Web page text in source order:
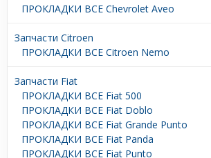
ПРОКЛАДКИ ВСЕ Chevrolet Aveo
Запчасти Citroen
ПРОКЛАДКИ ВСЕ Citroen Nemo
Запчасти Fiat
ПРОКЛАДКИ ВСЕ Fiat 500
ПРОКЛАДКИ ВСЕ Fiat Doblo
ПРОКЛАДКИ ВСЕ Fiat Grande Punto
ПРОКЛАДКИ ВСЕ Fiat Panda
ПРОКЛАДКИ ВСЕ Fiat Punto